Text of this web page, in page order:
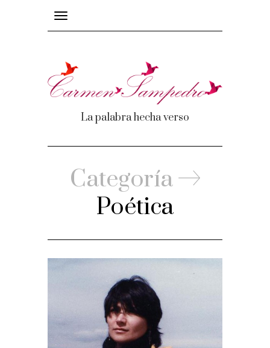
Toggle
navigation
La palabra hecha verso
Categoría
Poética